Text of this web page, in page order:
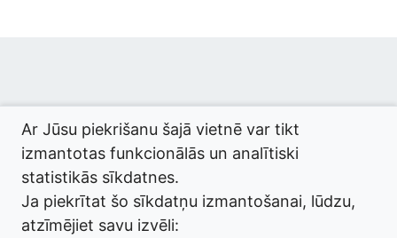
© 2026 termini.gov.lv. Izstrādātājs:Tilde.
Ar Jūsu piekrišanu šajā vietnē var tikt
izmantotas funkcionālās un analītiski
statistikās sīkdatnes.
Ja piekrītat šo sīkdatņu izmantošanai, lūdzu,
atzīmējiet savu izvēli: